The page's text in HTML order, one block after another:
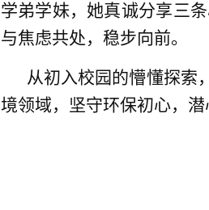
学弟学妹，她真诚分享三
与焦虑共处，稳步向前。
从初入校园的懵懂探索
境领域，坚守环保初心，